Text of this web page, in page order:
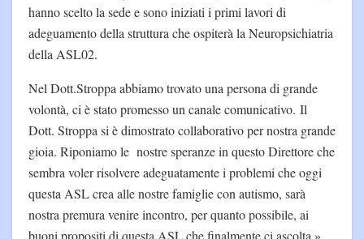
hanno scelto la sede e sono iniziati i primi lavori di
adeguamento della struttura che ospiterà la Neuropsichiatria
della ASL02.
Nel Dott.Stroppa abbiamo trovato una persona di grande
volontà, ci è stato promesso un canale comunicativo. Il
Dott. Stroppa si è dimostrato collaborativo per nostra grande
gioia. Riponiamo le nostre speranze in questo Direttore che
sembra voler risolvere adeguatamente i problemi che oggi
questa ASL crea alle nostre famiglie con autismo, sarà
nostra premura venire incontro, per quanto possibile, ai
buoni propositi di questa ASL che finalmente ci ascolta.»